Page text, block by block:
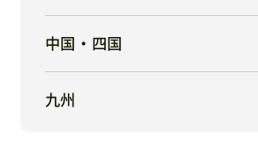
中国・四国
九州